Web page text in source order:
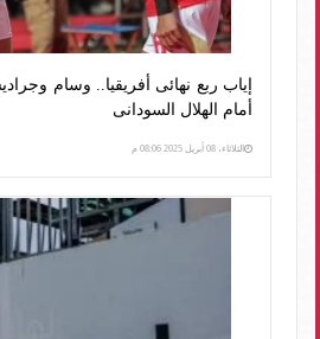
إياب ربع نهائى أفريقيا.. وسام
أمام الهلال السودانى
الثلاثاء، 08 أبريل 2025 08:06 م